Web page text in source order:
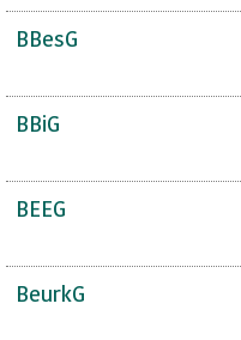
BBesG
BBiG
BEEG
BeurkG